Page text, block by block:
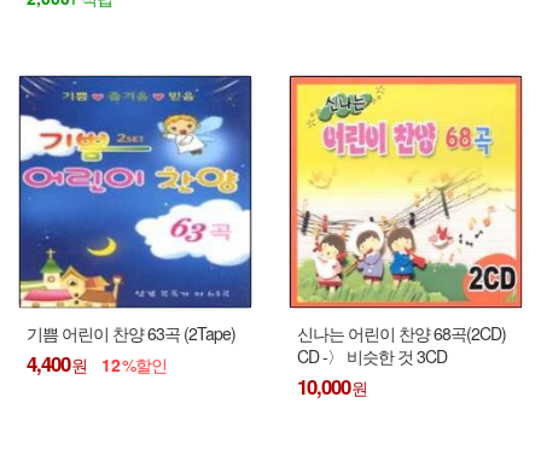
기쁨 어린이 찬양 63곡 (2Tape)
4,400 12
신나는 어린이 찬양 68곡(2CD)
CD -〉 비슷한 것 3CD
10,000